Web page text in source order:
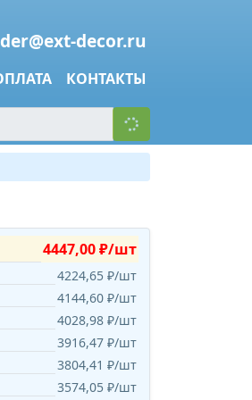
decor.ru
КОНТАКТЫ
4447,00 ₽/шт
4224,65 ₽/шт
4144,60 ₽/шт
4028,98 ₽/шт
3916,47 ₽/шт
3804,41 ₽/шт
3574,05 ₽/шт